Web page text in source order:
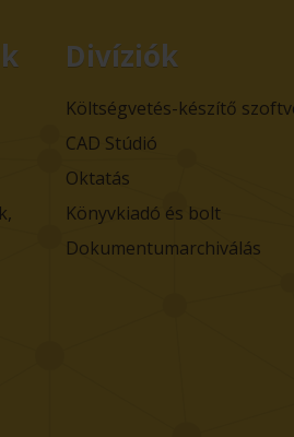
Divíziók
Költségvetés-készítő
CAD Stúdió
Oktatás
Könyvkiadó és bolt
Dokumentumarchiválás